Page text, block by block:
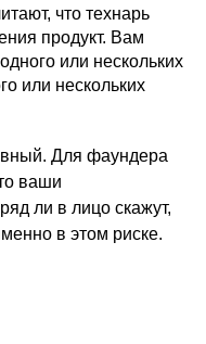
что технарь
продукт. Вам
или нескольких
или нескольких
Для фаундера
ваши
ли в лицо скажут,
в этом риске.